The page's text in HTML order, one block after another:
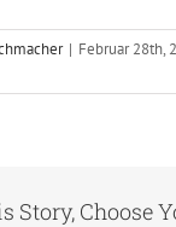
| Februar 28th,
Story, Choose